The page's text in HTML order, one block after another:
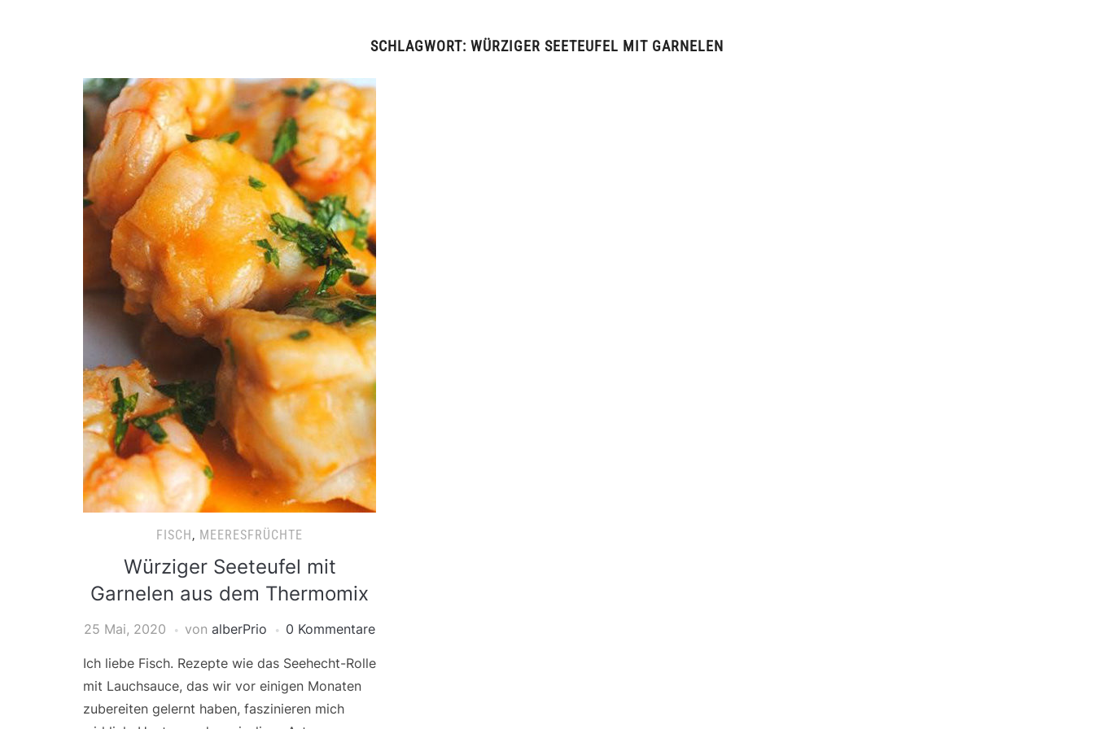
SCHLAGWORT: WÜRZIGER SEETEUFEL MIT GARNELEN
FISCH, MEERESFRÜCHTE
Würziger Seeteufel mit
Garnelen aus dem Thermomix
25 Mai, 2020 von alberPrio 0 Kommentare
Ich liebe Fisch. Rezepte wie das Seehecht-Rolle
mit Lauchsauce, das wir vor einigen Monaten
zubereiten gelernt haben, faszinieren mich